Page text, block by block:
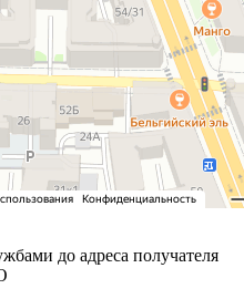
до адреса получателя